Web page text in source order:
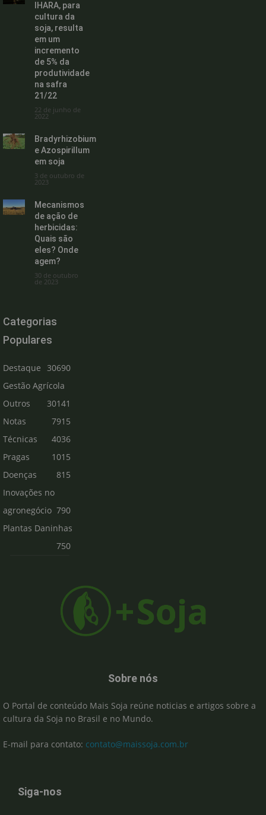
IHARA, para
cultura da
soja, resulta
em um
incremento
de 5% da
produtividade
na safra
21/22
22 de junho de
2022
Bradyrhizobium
e Azospirillum
em soja
3 de outubro de
2023
Mecanismos
de ação de
herbicidas:
Quais são
eles? Onde
agem?
30 de outubro
de 2023
Categorias
Populares
Destaque
30690
Gestão Agrícola
30141
Outros
7915
Notas
Técnicas
4036
Pragas
1015
Doenças
815
Inovações no
agronegócio 790
Plantas Daninhas
750
Sobre nós
O Portal de conteúdo Mais Soja reúne noticias e artigos sobre a
cultura da Soja no Brasil e no Mundo.
E-mail para contato: contato@maissoja.com.br
Siga-nos